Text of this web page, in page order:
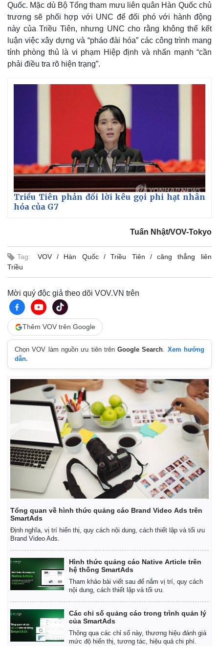
Thế giới
Quan sát
Cuộc sống đó đây
Multimedia
Video
Quốc. Mặc dù Bộ Tổng tham mưu liên quân Hàn Quốc chủ
trương sẽ phối hợp với UNC để đối phó với hành động
này của Triều Tiên, nhưng UNC cho rằng không thể kết
luận việc xây dựng và “pháo đài hóa” các công trình mang
tính phòng thủ là vi phạm Hiệp định và nhấn mạnh “cần
phải điều tra rõ hiện trạng”.
Triều Tiên phản đối lời kêu gọi phi hạt nhân
hóa của G7
Tuấn Nhật/VOV-Tokyo
Tag: VOV Hàn Quốc Triều Tiên
căng thẳng liên
Triều
Mời quý độc giả theo dõi VOV.VN trên
Thêm VOV trên Google
Chọn VOV làm nguồn ưu tiên trênGoogle Search. Xem hướng
dẫn.
Tổng quan về hình thức quảng cáo Brand Video Ads trên
SmartAds
Định nghĩa, vị trí hiển thị, quy cách nội dung, cách thiết lập và tối ưu
Brand Video Ads.
Hình thức quảng cáo Native Article trên
hệ thống SmartAds
Tham khảo bài viết sau để nắm vị trí, quy cách
nội dung, cách thiết lập và tối ưu.
Các chỉ số quảng cáo trong trình quản lý
của SmartAds
Thông qua các chỉ số này, thương hiệu đánh giá
mức độ hiển thị, tương tác, hiệu quả chi phí.